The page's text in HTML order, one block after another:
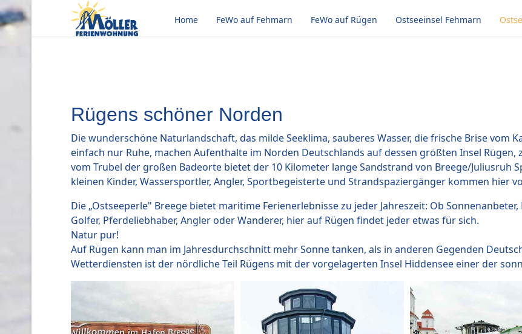
Home FeWo auf Fehmarn FeWo auf Rügen Ostseeinsel Fehmarn
Rügens schöner Norden
Die wunderschöne Naturlandschaft, das milde Seeklima, sauberes Wasser, die frische Brise vom
einfach nur Ruhe, machen Aufenthalte im Norden Deutschlands auf dessen größten Insel Rügen,
vom Trubel der großen Badeorte bietet der 10 Kilometer lange Sandstrand von Breege/Juliusruh
kleinen Kinder, Wassersportler, Angler, Sportbegeisterte und Strandspaziergänger kommen hier
Die „Ostseeperle" Breege bietet maritime Ferienerlebnisse zu jeder Jahreszeit: Ob
Golfer, Pferdeliebhaber, Angler oder Wanderer, hier auf Rügen findet jeder etwas für sich.
Natur pur!
Auf Rügen kann man im Jahresdurchschnitt mehr Sonne tanken, als in anderen Gegenden
Wetterdiensten ist der nördliche Teil Rügens mit der vorgelagerten Insel Hiddensee einer der